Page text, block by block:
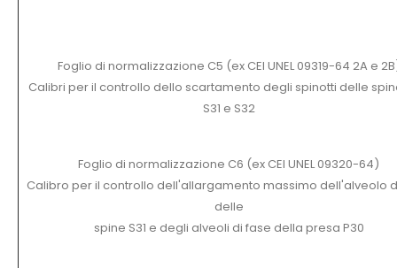
Foglio di normalizzazione C5 (ex CEI UNEL 09319-64 2A e
Calibri per il controllo dello scartamento degli spinotti delle
S31 e S32
Foglio di normalizzazione C6 (ex CEI UNEL 09320-64)
Calibro per il controllo dell'allargamento massimo dell'alveolo
delle
spine S31 e degli alveoli di fase della presa P30